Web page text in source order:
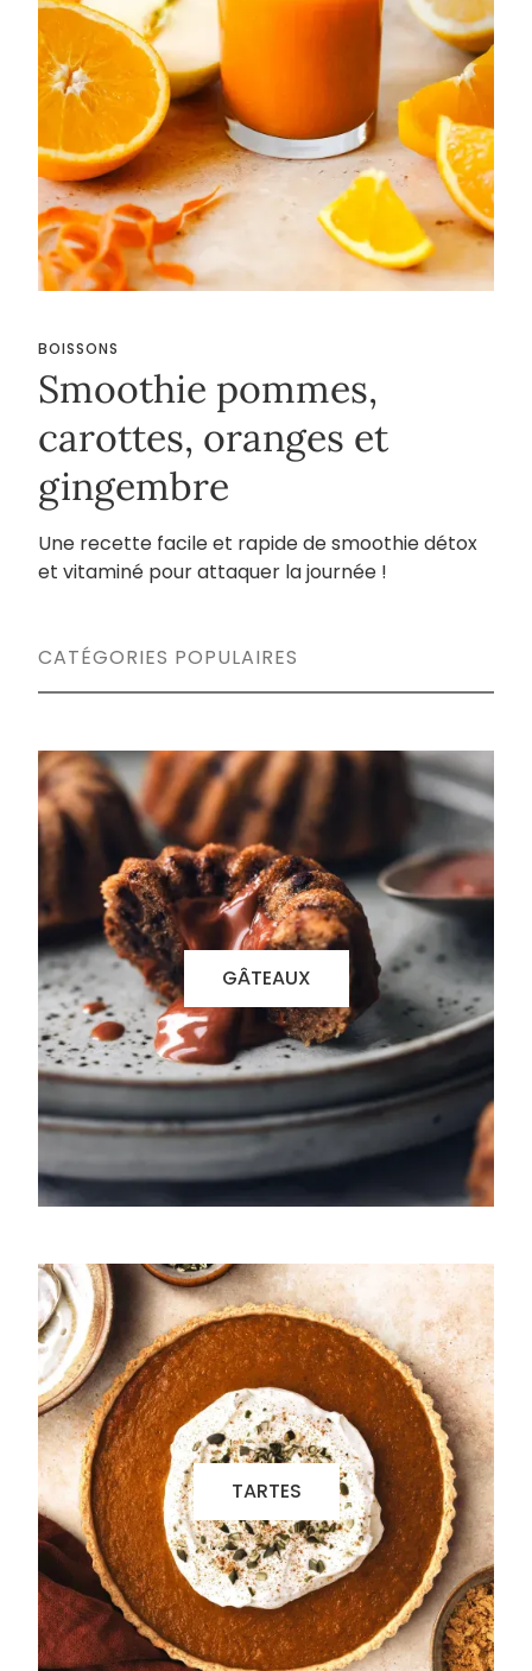
BOISSONS
Smoothie pommes,
carottes, oranges et
gingembre
Une recette facile et rapide de smoothie détox
et vitaminé pour attaquer la journée !
CATÉGORIES POPULAIRES
GÂTEAUX
TARTES